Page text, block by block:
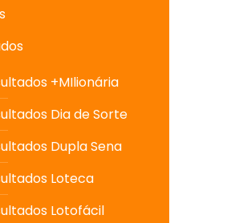
+MIlionária
Dia de Sorte
Dupla Sena
Loteca
Lotofácil